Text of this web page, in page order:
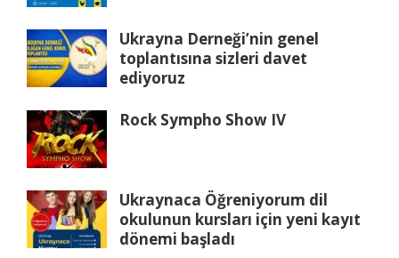
Ukrayna Derneği’nin genel
toplantısına sizleri davet
ediyoruz
Rock Sympho Show IV
Ukraynaca Öğreniyorum dil
okulunun kursları için yeni kayıt
dönemi başladı